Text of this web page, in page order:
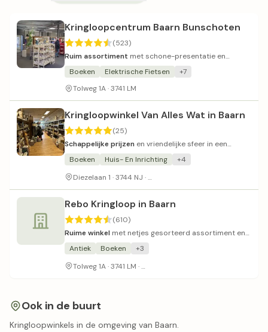
Kringloopcentrum Baarn Bunschoten
(523)
Ruim assortiment met schone-presentatie en
wisselende prijsstelling.
Boeken Elektrische Fietsen
+7
Tolweg 1A · 3741 LM
Kringloopwinkel Van Alles Wat in Baarn
(25)
Schappelijke prijzen en vriendelijke sfeer in een
kleinschalige kringloopwinkel.
Boeken Huis- En Inrichting
+4
Diezelaan 1 · 3744 NJ ·
Rebo Kringloop in Baarn
(610)
Ruime winkel met netjes gesorteerd assortiment en
vriendelijke bediening.
Antiek Boeken
+3
Tolweg 1A · 3741 LM ·
Ook in de buurt
Kringloopwinkels in de omgeving van Baarn.